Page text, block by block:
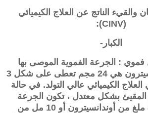
والقيء الناتج عن العلاج الكيميائي
(CINV):
الكبار-
: الجرعة الفموية الموصى بها
للبالغين من أوندانسيترون هي 24 مجم تعطى على شكل 3
في العلاج الكيميائي عالي التولد. في حالة
المقيئ بشكل معتدل ، تكون الجرعة
الفموية واحدة 8 ملغ من أوندانسيترون أو 10 مل من